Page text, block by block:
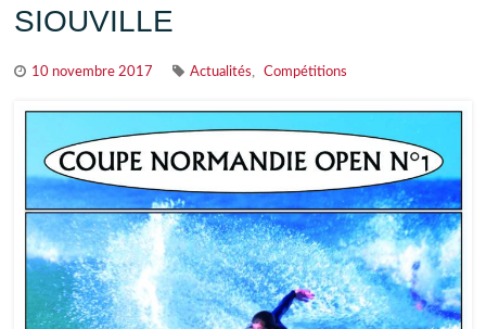
SIOUVILLE
10 novembre 2017 Actualités Compétitions